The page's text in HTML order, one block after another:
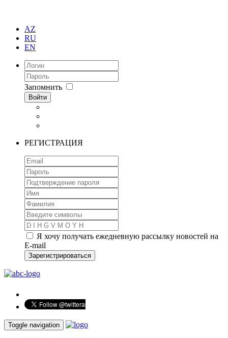
AZ
RU
EN
Запомнить
Войти
РЕГИСТРАЦИЯ
Я хочу получать ежедневную рассылку новостей на
E-mail
Зарегистрироваться
Toggle navigation